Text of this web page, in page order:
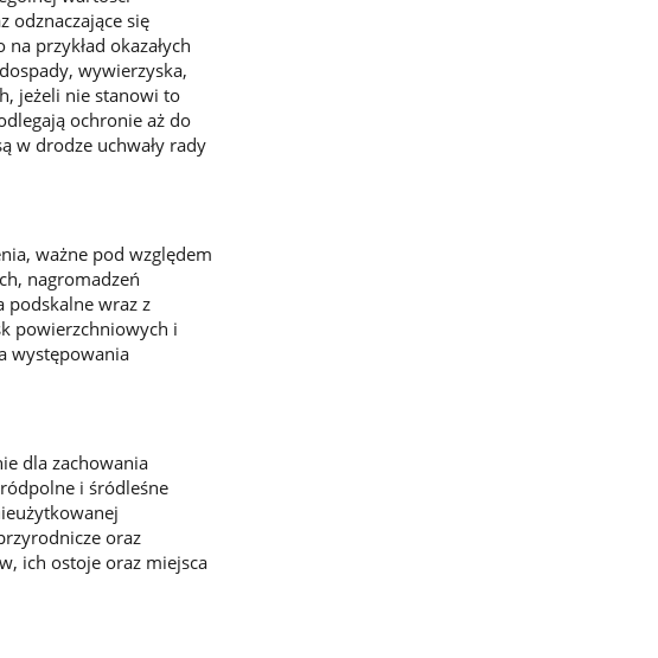
odznaczające się
przykład okazałych
wywierzyska,
jeżeli nie stanowi to
ochronie aż do
w drodze uchwały rady
ważne pod względem
nagromadzeń
podskalne wraz z
powierzchniowych i
występowania
dla zachowania
i śródleśne
oraz
ich ostoje oraz miejsca